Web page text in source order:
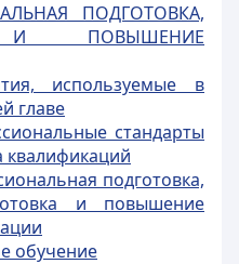
ПОДГОТОВКА,
И ПОВЫШЕНИЕ
используемые в
главе
стандарты
квалификаций
подготовка,
и повышение
обучение